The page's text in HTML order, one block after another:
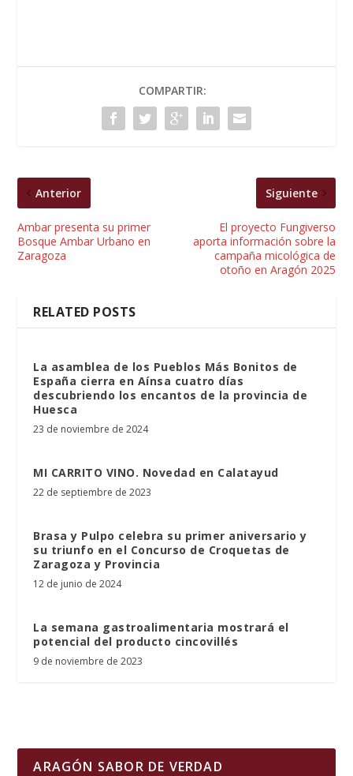
COMPARTIR:
Anterior
Ambar presenta su primer
Bosque Ambar Urbano en
Zaragoza
Siguiente
El proyecto Fungiverso
aporta información sobre la
campaña micológica de
otoño en Aragón 2025
RELATED POSTS
La asamblea de los Pueblos Más Bonitos de
España cierra en Aínsa cuatro días
descubriendo los encantos de la provincia de
Huesca
23 de noviembre de 2024
MI CARRITO VINO. Novedad en Calatayud
22 de septiembre de 2023
Brasa y Pulpo celebra su primer aniversario y
su triunfo en el Concurso de Croquetas de
Zaragoza y Provincia
12 de junio de 2024
La semana gastroalimentaria mostrará el
potencial del producto cincovillés
9 de noviembre de 2023
ARAGÓN SABOR DE VERDAD